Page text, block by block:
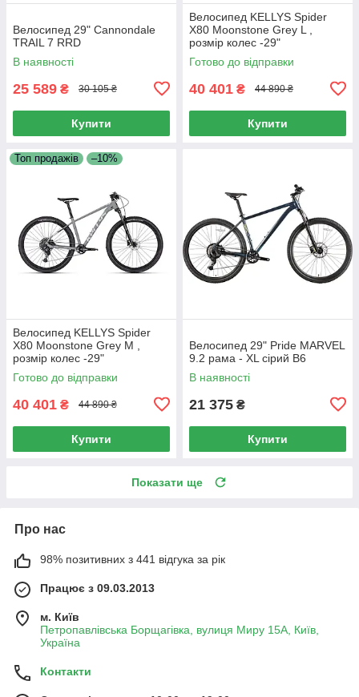
Велосипед 29" Cannondale
TRAIL 7 RRD
В наявності
25 589 ₴ 30 105 ₴
Купити
Велосипед KELLYS Spider
X80 Moonstone Grey L ,
розмір колес -29"
Готово до відправки
40 401 ₴ 44 890 ₴
Купити
Топ продажів –10%
Велосипед KELLYS Spider
X80 Moonstone Grey M ,
розмір колес -29"
Готово до відправки
40 401 ₴ 44 890 ₴
Купити
Велосипед 29" Pride MARVEL
9.2 рама - XL сірий B6
В наявності
21 375 ₴
Купити
Показати ще
Про нас
98% позитивних з 441 відгука за рік
Працює з 09.03.2013
м. Київ
Петропавлівська Борщагівка, вулиця Миру 15А, Київ,
Україна
Контакти